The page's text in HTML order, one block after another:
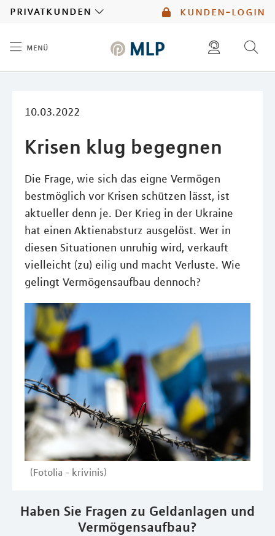
kunden-login
privatkunden
menü
10.03.2022
Krisen klug begegnen
Die Frage, wie sich das eigne Vermögen
bestmöglich vor Krisen schützen lässt, ist
aktueller denn je. Der Krieg in der Ukraine
hat einen Aktienabsturz ausgelöst. Wer in
diesen Situationen unruhig wird, verkauft
vielleicht (zu) eilig und macht Verluste. Wie
gelingt Vermögensaufbau dennoch?
(Fotolia - krivinis)
Haben Sie Fragen zu Geldanlagen und
Vermögensaufbau?